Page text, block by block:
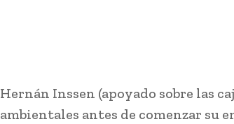
Hernán Inssen (apoyado sobre las
ambientales antes de comenzar su